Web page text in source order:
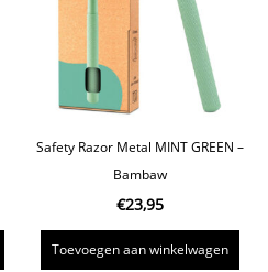
Safety Razor Metal MINT GREEN –
Bambaw
€23,95
Toevoegen aan winkelwagen